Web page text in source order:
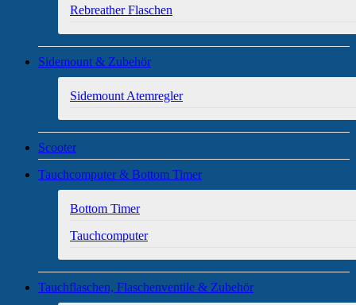
Rebreather Flaschen
Sidemount & Zubehör
Sidemount Atemregler
Scooter
Tauchcomputer & Bottom Timer
Bottom Timer
Tauchcomputer
Tauchflaschen, Flaschenventile & Zubehör